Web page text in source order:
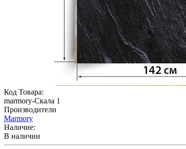
Код Товара:
marmory-Скала 1
Производители
Marmory
Наличие:
В наличии